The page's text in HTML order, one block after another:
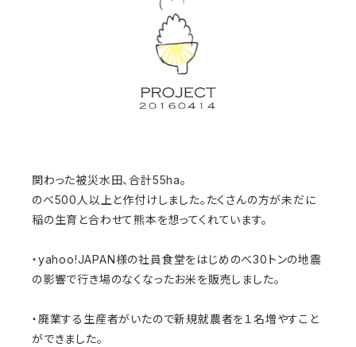
関わった被災水田、合計55ha。
のべ500人以上と作付けしました。たくさんの方が未だに
稲の生育と合わせて熊本を想ってくれています。
・yahoo!JAPAN様の社員食堂をはじめのべ30トンの地震
の影響で行き場のなくなったお米を販売しました。
・廃業する生産者がいたので新規就農者を１名増やすこと
ができました。